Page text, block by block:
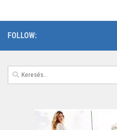
FOLLOW:
Keresés: